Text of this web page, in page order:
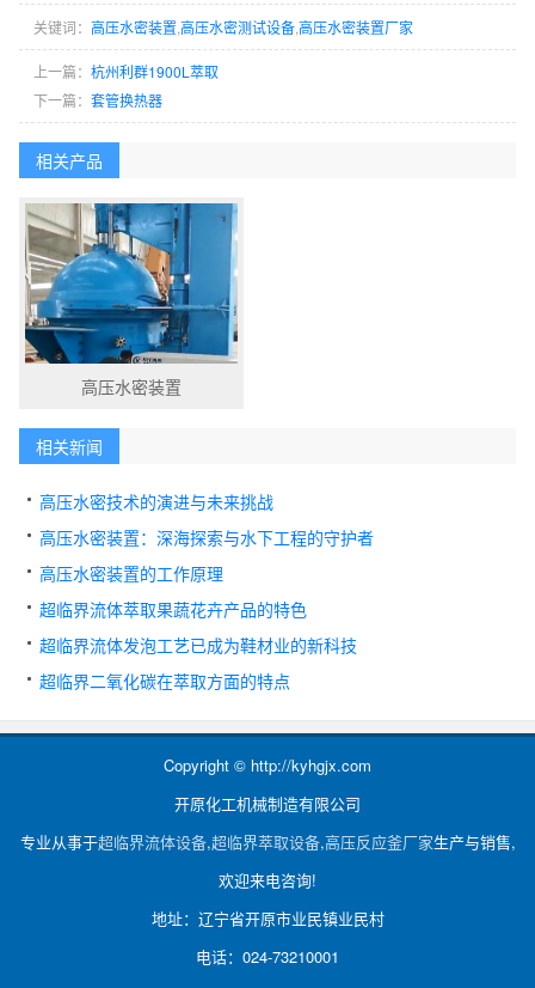
关键词： 高压水密装置 高压水密测试设备高压水密装置厂家
上一篇： 杭州利群1900L萃取
下一篇： 套管换热器
相关产品
高压水密装置
相关新闻
高压水密技术的演进与未来挑战
高压水密装置：深海探索与水下工程的守护者
高压水密装置的工作原理
超临界流体萃取果蔬花卉产品的特色
超临界流体发泡工艺已成为鞋材业的新科技
超临界二氧化碳在萃取方面的特点
Copyright © http://kyhgjx.com
开原化工机械制造有限公司
专业从事于超临界流体设备,超临界萃取设备,高压反应釜厂家生产与销售,
欢迎来电咨询!
地址：辽宁省开原市业民镇业民村
电话：024-73210001